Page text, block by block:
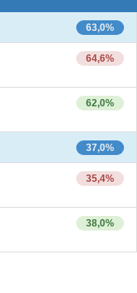
63,0%
64,6%
62,0%
37,0%
35,4%
38,0%